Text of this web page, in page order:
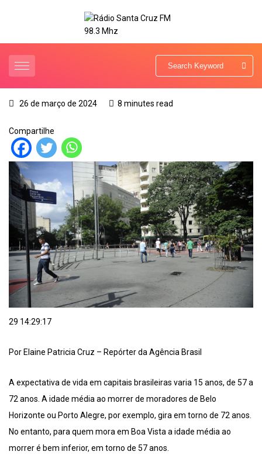
26 de março de 2024 8 minutes read
Compartilhe
29 14:29:17
Por Elaine Patricia Cruz – Repórter da Agência Brasil
A expectativa de vida em capitais brasileiras varia 15 anos, de 57 a
72 anos. A idade média ao morrer de moradores de Belo
Horizonte ou Porto Alegre, por exemplo, gira em torno de 72 anos.
No entanto, para quem mora em Boa Vista a idade média ao
morrer é bem inferior, em torno de 57 anos.